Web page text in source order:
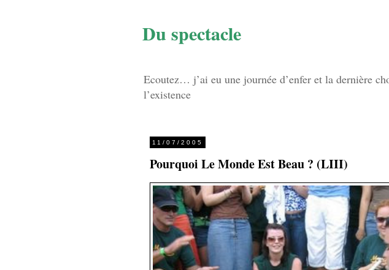
Du spectacle
Ecoutez… j’ai eu une journée d’enfer et la dernière
l’existence
11/07/2005
Pourquoi Le Monde Est Beau ? (LIII)